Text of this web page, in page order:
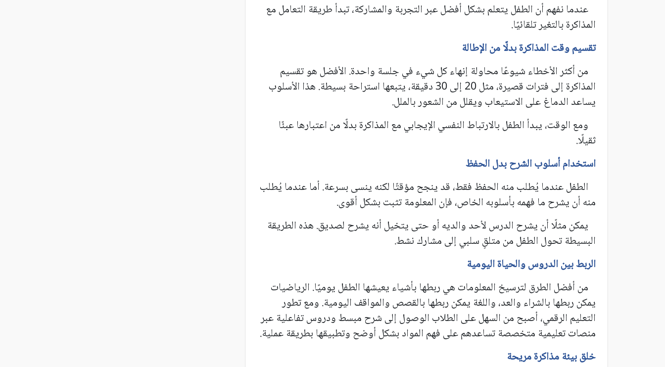
عندما نفهم أن الطفل يتعلم بشكل أفضل عبر التجربة والمشاركة، تبدأ طريقة التعامل مع
المذاكرة بالتغير تلقائيًا.
تقسيم وقت المذاكرة بدلًا من الإطالة
من أكثر الأخطاء شيوعًا محاولة إنهاء كل شيء في جلسة واحدة. الأفضل هو تقسيم
المذاكرة إلى فترات قصيرة، مثل 20 إلى 30 دقيقة، يتبعها استراحة بسيطة. هذا الأسلوب
يساعد الدماغ على الاستيعاب ويقلل من الشعور بالملل.
ومع الوقت، يبدأ الطفل بالارتباط النفسي الإيجابي مع المذاكرة بدلًا من اعتبارها عبئًا
ثقيلًا.
استخدام أسلوب الشرح بدل الحفظ
الطفل عندما يُطلب منه الحفظ فقط، قد ينجح مؤقتًا لكنه ينسى بسرعة. أما عندما يُطلب
منه أن يشرح ما فهمه بأسلوبه الخاص، فإن المعلومة تثبت بشكل أقوى.
يمكن مثلًا أن يشرح الدرس لأحد والديه أو حتى يتخيل أنه يشرح لصديق. هذه الطريقة
البسيطة تحول الطفل من متلقٍ سلبي إلى مشارك نشط.
الربط بين الدروس والحياة اليومية
من أفضل الطرق لترسيخ المعلومات هي ربطها بأشياء يعيشها الطفل يوميًا. الرياضيات
يمكن ربطها بالشراء والعد، واللغة يمكن ربطها بالقصص والمواقف اليومية. ومع تطور
التعليم الرقمي، أصبح من السهل على الطلاب الوصول إلى شرح مبسط ودروس تفاعلية عبر
منصات تعليمية متخصصة تساعدهم على فهم المواد بشكل أوضح وتطبيقها بطريقة عملية.
خلق بيئة مذاكرة مريحة